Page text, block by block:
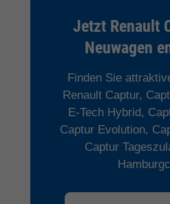
Jetzt Renault
Neuwagen
Finden Sie
Renault Captur,
E-Tech Hybrid,
Captur Evolution,
Captur